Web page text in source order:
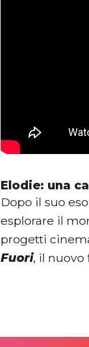
Elodie: una
Dopo il suo
esplorare il
progetti
Fuori, il nuovo